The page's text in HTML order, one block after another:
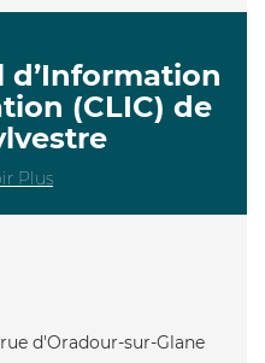
d’Information
(CLIC) de
Plus
d'Oradour-sur-Glane